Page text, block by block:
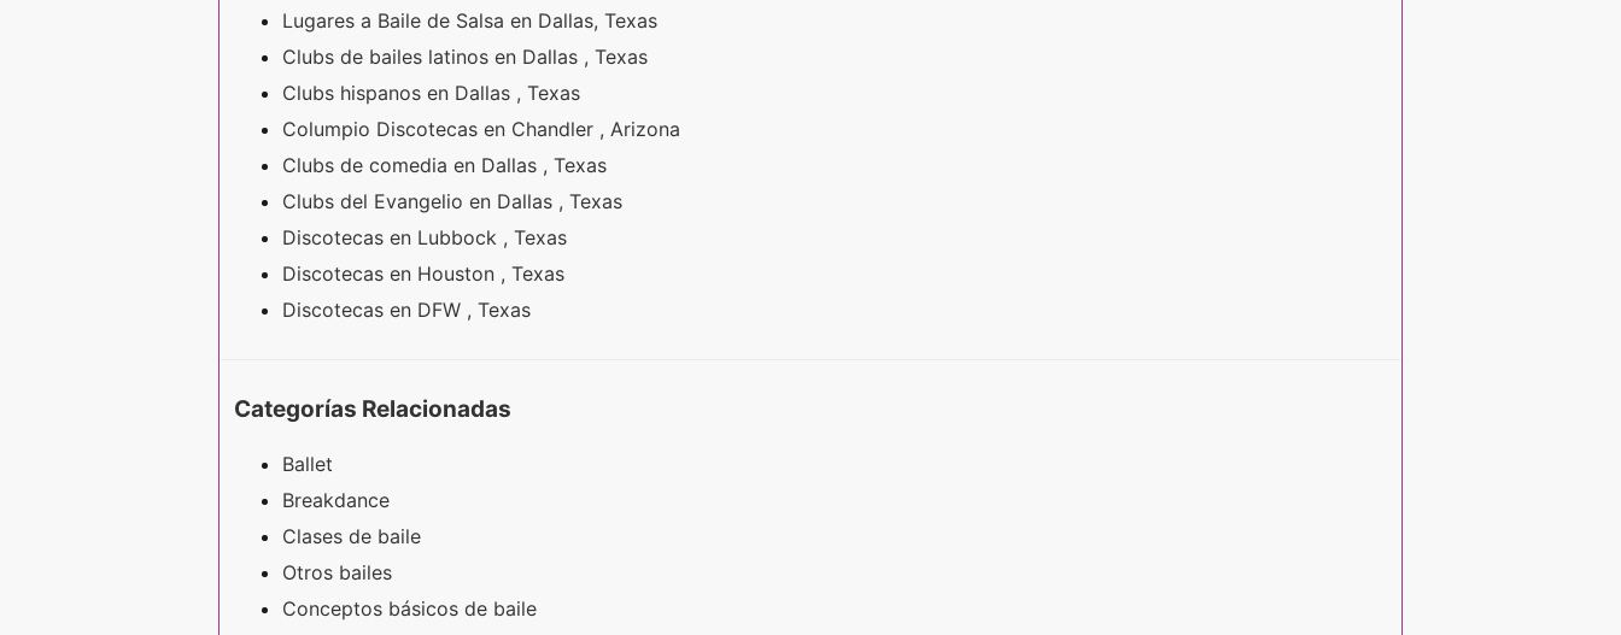
Lugares a Baile de Salsa en Dallas, Texas
Clubs de bailes latinos en Dallas , Texas
Clubs hispanos en Dallas , Texas
Columpio Discotecas en Chandler , Arizona
Clubs de comedia en Dallas , Texas
Clubs del Evangelio en Dallas , Texas
Discotecas en Lubbock , Texas
Discotecas en Houston , Texas
Discotecas en DFW , Texas
Categorías Relacionadas
Ballet
Breakdance
Clases de baile
Otros bailes
Conceptos básicos de baile